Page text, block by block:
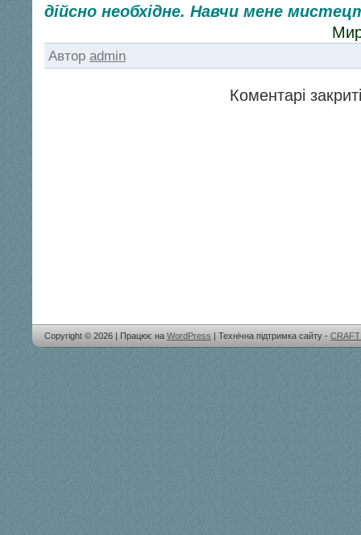
дійсно необхідне. Навчи мене
Автор admin
Коментарі
Copyright © 2026 | Працює на WordPress | Технічна підтримка сайту -